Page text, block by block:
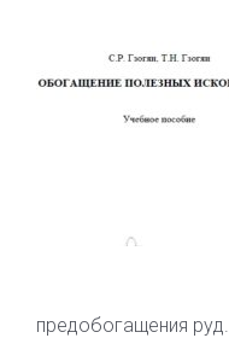
предобогащения руд.